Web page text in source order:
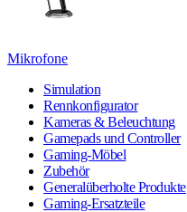
Mikrofone
Simulation
Rennkonfigurator
Kameras & Beleuchtung
Gamepads und Controller
Gaming-Möbel
Zubehör
Generalüberholte Produkte
Gaming-Ersatzteile